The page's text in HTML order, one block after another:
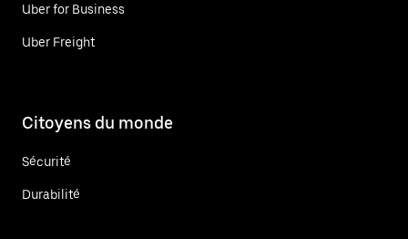
Uber for Business
Uber Freight
Citoyens du monde
Sécurité
Durabilité